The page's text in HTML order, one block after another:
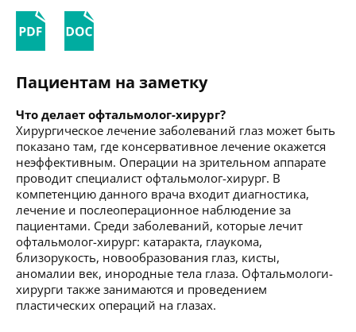
Пациентам на заметку
Что делает офтальмолог-хирург?
Хирургическое лечение заболеваний глаз может быть
показано там, где консервативное лечение окажется
неэффективным. Операции на зрительном аппарате
проводит специалист офтальмолог-хирург. В
компетенцию данного врача входит диагностика,
лечение и послеоперационное наблюдение за
пациентами. Среди заболеваний, которые лечит
офтальмолог-хирург: катаракта, глаукома,
близорукость, новообразования глаз, кисты,
аномалии век, инородные тела глаза. Офтальмологи-
хирурги также занимаются и проведением
пластических операций на глазах.